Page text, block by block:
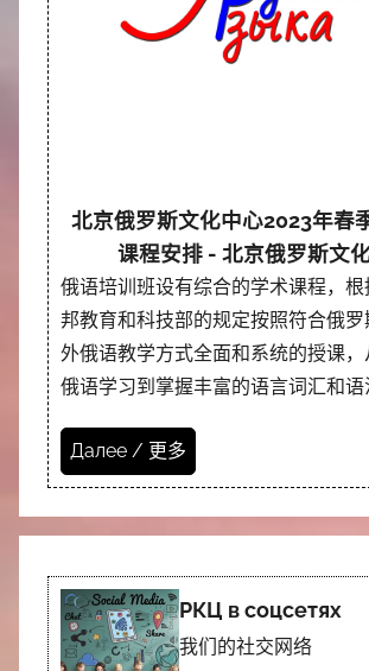
北京俄罗斯文化中心2023年春
课程安排 - 北京俄罗斯文
俄语培训班设有综合的学术课程，
邦教育和科技部的规定按照符合俄
外俄语教学方式全面和系统的授课
俄语学习到掌握丰富的语言词汇和语
Далее / 更多
РКЦ в соцсетях
我们的社交网络